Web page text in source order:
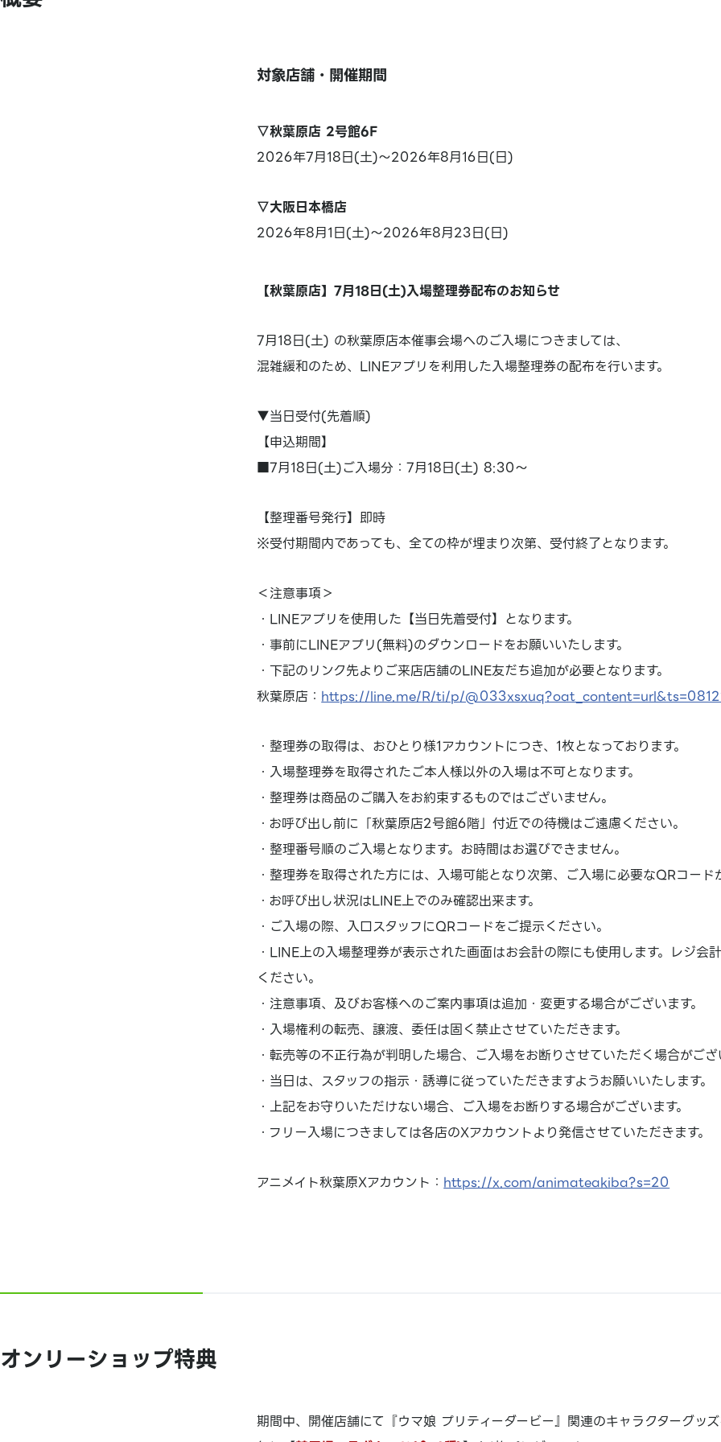
対象店舗・開催期間
▽秋葉原店 2号館6F
2026年7月18日(土)～2026年8月16日(日)
▽大阪日本橋店
2026年8月1日(土)～2026年8月23日(日)
【秋葉原店】7月18日(土)入場整理券配布のお知らせ
7月18日(土) の秋葉原店本催事会場へのご入場につきましては、
混雑緩和のため、LINEアプリを利用した入場整理券の配布を行います。
▼当日受付(先着順)
【申込期間】
■7月18日(土)ご入場分：7月18日(土) 8:30～
【整理番号発行】即時
※受付期間内であっても、全ての枠が埋まり次第、受付終了となります。
＜注意事項＞
・LINEアプリを使用した【当日先着受付】となります。
・事前にLINEアプリ(無料)のダウンロードをお願いいたします。
・下記のリンク先よりご来店店舗のLINE友だち追加が必要となります。
秋葉原店： https://line.me/R/ti/p/
・整理券の取得は、おひとり様1アカウントにつき、1枚となっております。
・入場整理券を取得されたご本人様以外の入場は不可となります。
・整理券は商品のご購入をお約束するものではございません。
・お呼び出し前に「秋葉原店2号館6階」付近での待機はご遠慮ください。
・整理番号順のご入場となります。お時間はお選びできません。
・整理券を取得された方には、入場可能となり次第、ご入場に必要なQRコード
・お呼び出し状況はLINE上でのみ確認出来ます。
・ご入場の際、入口スタッフにQRコードをご提示ください。
・LINE上の入場整理券が表示された画面はお会計の際にも使用します。レジ会
ください。
・注意事項、及びお客様へのご案内事項は追加・変更する場合がございます。
・入場権利の転売、譲渡、委任は固く禁止させていただきます。
・転売等の不正行為が判明した場合、ご入場をお断りさせていただく場合がござ
・当日は、スタッフの指示・誘導に従っていただきますようお願いいたします。
・上記をお守りいただけない場合、ご入場をお断りする場合がございます。
・フリー入場につきましては各店のXアカウントより発信させていただきます。
アニメイト秋葉原Xアカウント： https://x.com/animateakiba?s=20
オンリーショップ特典
期間中、開催店舗にて『ウマ娘 プリティーダービー』関連のキャラクターグ